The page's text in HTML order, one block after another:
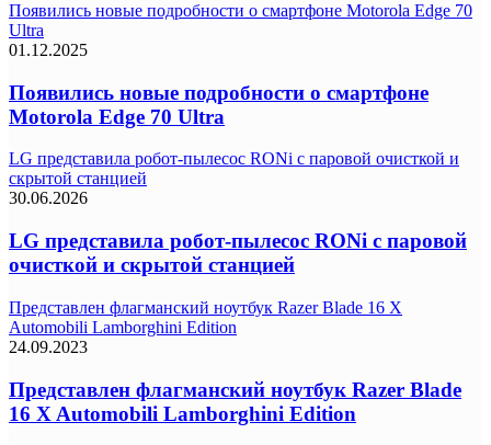
Появились новые подробности о смартфоне Motorola Edge 70
Ultra
01.12.2025
Появились новые подробности о смартфоне
Motorola Edge 70 Ultra
LG представила робот-пылесос RONi с паровой очисткой и
скрытой станцией
30.06.2026
LG представила робот-пылесос RONi с паровой
очисткой и скрытой станцией
Представлен флагманский ноутбук Razer Blade 16 X
Automobili Lamborghini Edition
24.09.2023
Представлен флагманский ноутбук Razer Blade
16 X Automobili Lamborghini Edition